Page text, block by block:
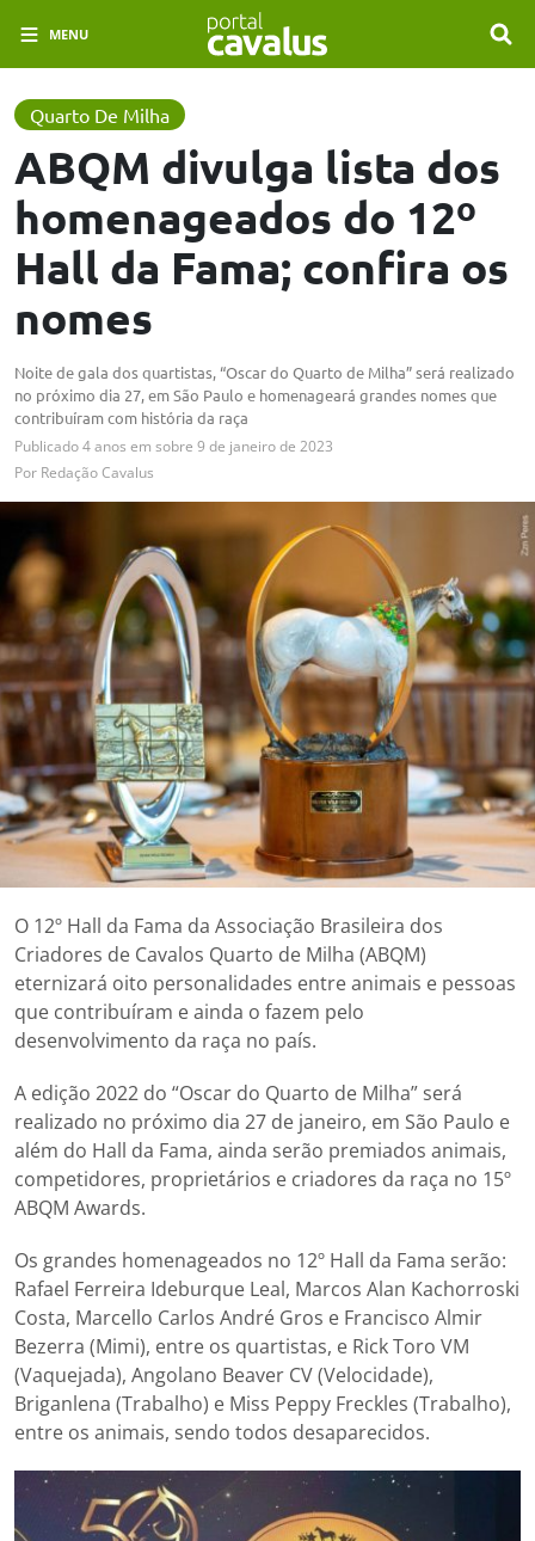
MENU
Quarto De Milha
ABQM divulga lista dos
homenageados do 12º
Hall da Fama; confira os
nomes
Noite de gala dos quartistas, “Oscar do Quarto de Milha” será realizado
no próximo dia 27, em São Paulo e homenageará grandes nomes que
contribuíram com história da raça
Publicado4 anos em sobre 9 de janeiro de 2023
Por Redação Cavalus
O 12º Hall da Fama da Associação Brasileira dos
Criadores de Cavalos Quarto de Milha (ABQM)
eternizará oito personalidades entre animais e pessoas
que contribuíram e ainda o fazem pelo
desenvolvimento da raça no país.
A edição 2022 do “Oscar do Quarto de Milha” será
realizado no próximo dia 27 de janeiro, em São Paulo e
além do Hall da Fama, ainda serão premiados animais,
competidores, proprietários e criadores da raça no 15º
ABQM Awards.
Os grandes homenageados no 12º Hall da Fama serão:
Rafael Ferreira Ideburque Leal, Marcos Alan Kachorroski
Costa, Marcello Carlos André Gros e Francisco Almir
Bezerra (Mimi), entre os quartistas, e Rick Toro VM
(Vaquejada), Angolano Beaver CV (Velocidade),
Briganlena (Trabalho) e Miss Peppy Freckles (Trabalho),
entre os animais, sendo todos desaparecidos.